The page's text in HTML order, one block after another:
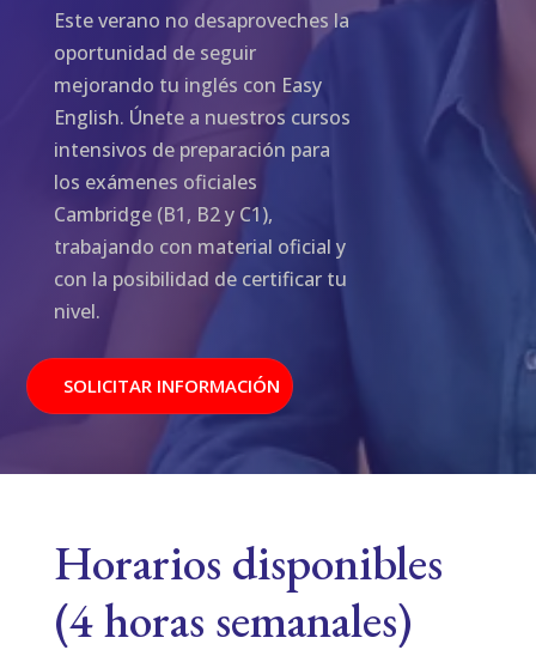
Este verano no desaproveches la
oportunidad de seguir
mejorando tu inglés con Easy
English. Únete a nuestros cursos
intensivos de preparación para
los exámenes oficiales
Cambridge (B1, B2 y C1),
trabajando con material oficial y
con la posibilidad de certificar tu
nivel.
SOLICITAR INFORMACIÓN
Horarios disponibles
(4 horas semanales)